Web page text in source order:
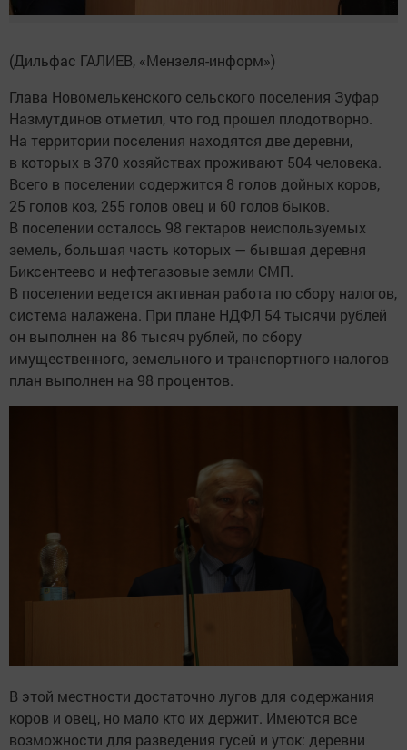
(Дильфас ГАЛИЕВ, «Мензеля-информ»)
Глава Новомелькенского сельского поселения Зуфар
Назмутдинов отметил, что год прошел плодотворно.
На территории поселения находятся две деревни,
в которых в 370 хозяйствах проживают 504 человека.
Всего в поселении содержится 8 голов дойных коров,
25 голов коз, 255 голов овец и 60 голов быков.
В поселении осталось 98 гектаров неиспользуемых
земель, большая часть которых — бывшая деревня
Биксентеево и нефтегазовые земли СМП.
В поселении ведется активная работа по сбору налогов,
система налажена. При плане НДФЛ 54 тысячи рублей
он выполнен на 86 тысяч рублей, по сбору
имущественного, земельного и транспортного налогов
план выполнен на 98 процентов.
В этой местности достаточно лугов для содержания
коров и овец, но мало кто их держит. Имеются все
возможности для разведения гусей и уток: деревни